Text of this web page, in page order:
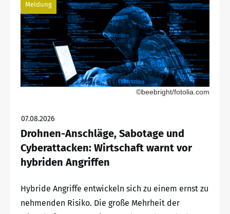
Meldung
©beebright/fotolia.com
07.08.2026
Drohnen-Anschläge, Sabotage und
Cyberattacken: Wirtschaft warnt vor
hybriden Angriffen
Hybride Angriffe entwickeln sich zu einem ernst zu
nehmenden Risiko. Die große Mehrheit der